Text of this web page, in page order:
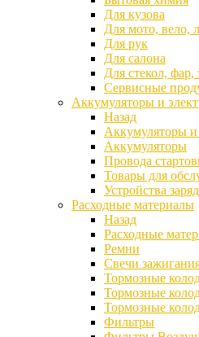
Для кузова
Для мото, вело,
Для рук
Для салона
Для стекол, фар,
Сервисные
Аккумуляторы и
Назад
Аккумуляторы и
Аккумуляторы
Провода
Товары для
Устройства
Расходные материалы
Назад
Расходные
Ремни
Свечи
Тормозные
Тормозные
Тормозные
Фильтры